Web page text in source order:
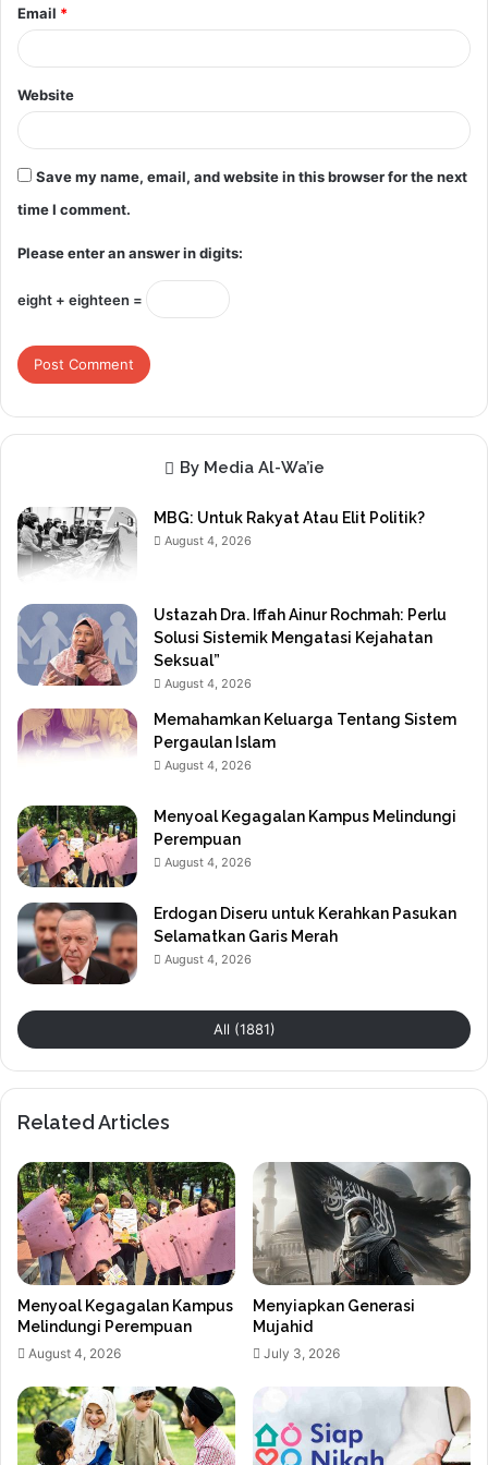
Email *
Website
Save my name, email, and website in this browser for the next
time I comment.
Please enter an answer in digits:
eight + eighteen =
By Media Al-Wa’ie
MBG: Untuk Rakyat Atau Elit Politik?
August 4, 2026
Ustazah Dra. Iffah Ainur Rochmah: Perlu
Solusi Sistemik Mengatasi Kejahatan
Seksual”
August 4, 2026
Memahamkan Keluarga Tentang Sistem
Pergaulan Islam
August 4, 2026
Menyoal Kegagalan Kampus Melindungi
Perempuan
August 4, 2026
Erdogan Diseru untuk Kerahkan Pasukan
Selamatkan Garis Merah
August 4, 2026
All (1881)
Related Articles
Menyoal Kegagalan Kampus
Melindungi Perempuan
August 4, 2026
Menyiapkan Generasi
Mujahid
July 3, 2026